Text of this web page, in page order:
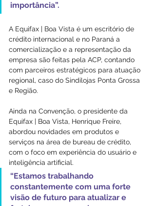
importância”.
A Equifax | Boa Vista é um escritório de
crédito internacional e no Paraná a
comercialização e a representação da
empresa são feitas pela ACP, contando
com parceiros estratégicos para atuação
regional, caso do Sindilojas Ponta Grossa
e Região.
Ainda na Convenção, o presidente da
Equifax | Boa Vista, Henrique Freire,
abordou novidades em produtos e
serviços na área de bureau de crédito,
com o foco em experiência do usuário e
inteligência artificial.
“Estamos trabalhando
constantemente com uma forte
visão de futuro para atualizar e